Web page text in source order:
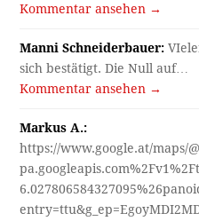
Kommentar ansehen →
Manni Schneiderbauer:
sich bestätigt. Die Null auf…
Kommentar ansehen →
Markus A.:
https://www.google.at/maps/